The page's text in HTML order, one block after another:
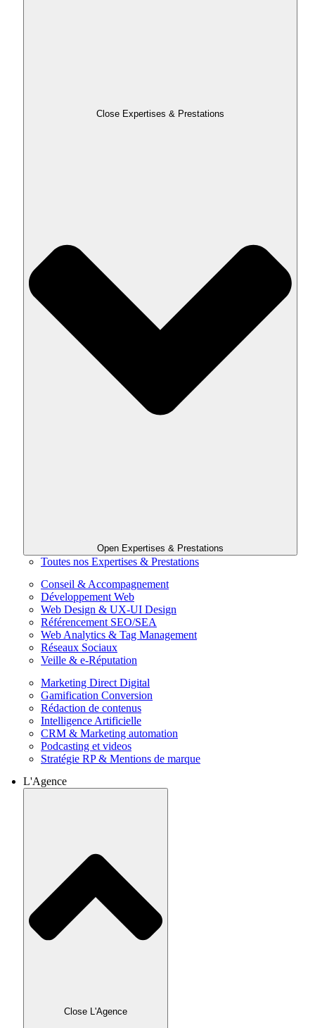
Close Expertises & Prestations
Open Expertises & Prestations
Toutes nos Expertises & Prestations
Conseil & Accompagnement
Développement Web
Web Design & UX-UI Design
Référencement SEO/SEA
Web Analytics & Tag Management
Réseaux Sociaux
Veille & e-Réputation
Marketing Direct Digital
Gamification Conversion
Rédaction de contenus
Intelligence Artificielle
CRM & Marketing automation
Podcasting et videos
Stratégie RP & Mentions de marque
L'Agence
Close L'Agence